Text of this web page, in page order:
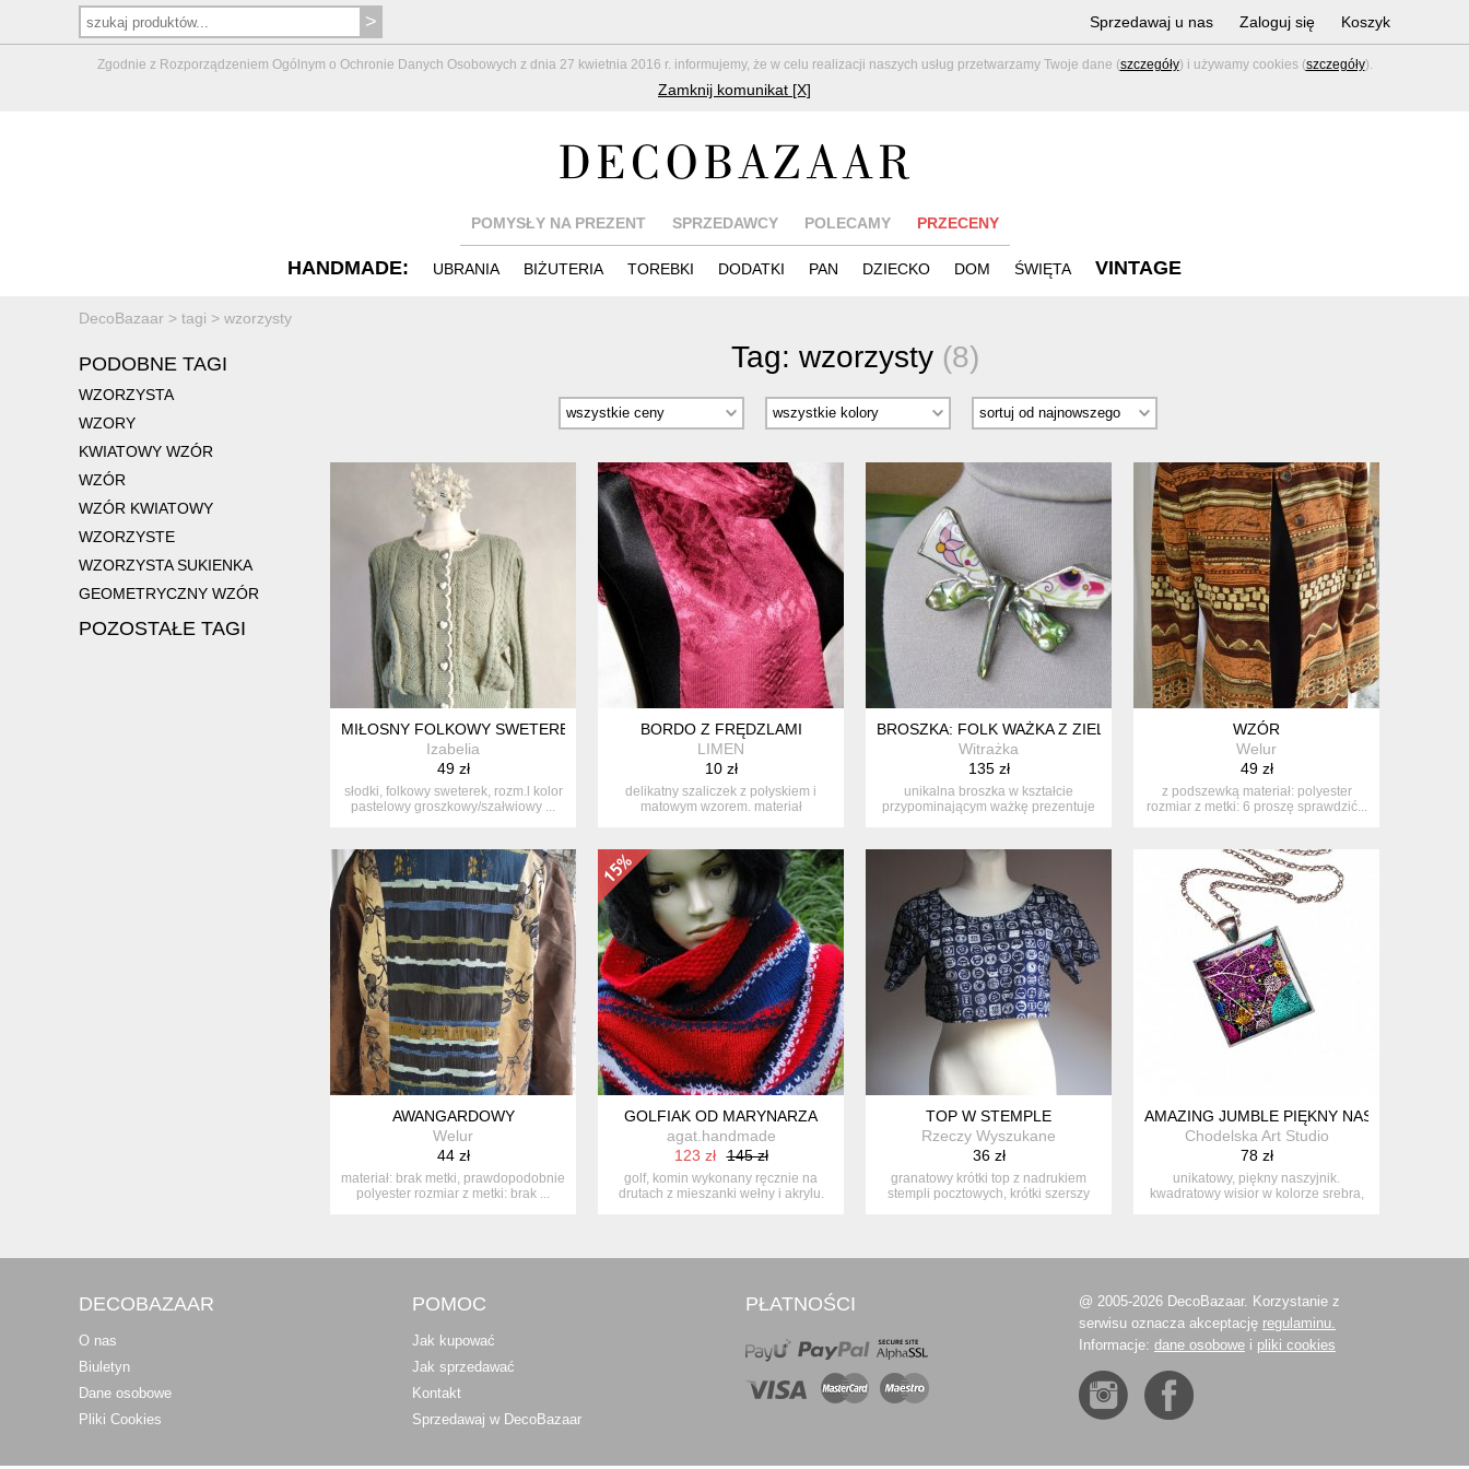
Zgodnie z Rozporządzeniem Ogólnym o Ochronie Danych Osobowych z dnia 27 kwietnia 2016 r. informujemy, że w celu realizacji naszych usług przetwarzamy Twoje dane (szczegóły) i używamy cookies (szczegóły).
Zamknij komunikat [X]
Sprzedawaj u nas Zaloguj się Koszyk
POMYSŁY NA PREZENT SPRZEDAWCY POLECAMY PRZECENY
HANDMADE: UBRANIA BIŻUTERIA TOREBKI DODATKI PAN DZIECKO DOM ŚWIĘTA VINTAGE
DecoBazaar > tagi > wzorzysty
PODOBNE TAGI
WZORZYSTA
WZORY
KWIATOWY WZÓR
WZÓR
WZÓR KWIATOWY
WZORZYSTE
WZORZYSTA SUKIENKA
GEOMETRYCZNY WZÓR
POZOSTAŁE TAGI
Tag: wzorzysty (8)
MIŁOSNY FOLKOWY SWETEREK
Izabelia
49 zł
słodki, folkowy sweterek, rozm.l kolor
pastelowy groszkowy/szałwiowy ...
BORDO Z FRĘDZLAMI
LIMEN
10 zł
delikatny szaliczek z połyskiem i
matowym wzorem. materiał
BROSZKA: FOLK WAŻKA Z ZIELONĄ PERŁĄ
Witrażka
135 zł
unikalna broszka w kształcie
przypominającym ważkę prezentuje
WZÓR
Welur
49 zł
z podszewką materiał: polyester
rozmiar z metki: 6 proszę sprawdzić...
AWANGARDOWY
Welur
44 zł
materiał: brak metki, prawdopodobnie
polyester rozmiar z metki: brak ...
GOLFIAK OD MARYNARZA
agat.handmade
123 zł
145 zł
golf, komin wykonany ręcznie na
drutach z mieszanki wełny i akrylu.
TOP W STEMPLE
Rzeczy Wyszukane
36 zł
granatowy krótki top z nadrukiem
stempli pocztowych, krótki szerszy
AMAZING JUMBLE PIĘKNY NASZYJNIK Z
Chodelska Art Studio
78 zł
unikatowy, piękny naszyjnik.
kwadratowy wisior w kolorze srebra,
DECOBAZAAR
O nas
Biuletyn
Dane osobowe
Pliki Cookies
POMOC
Jak kupować
Jak sprzedawać
Kontakt
Sprzedawaj w DecoBazaar
PŁATNOŚCI
@ 2005-2026 DecoBazaar. Korzystanie z
serwisu oznacza akceptację regulaminu.
Informacje: dane osobowe i pliki cookies